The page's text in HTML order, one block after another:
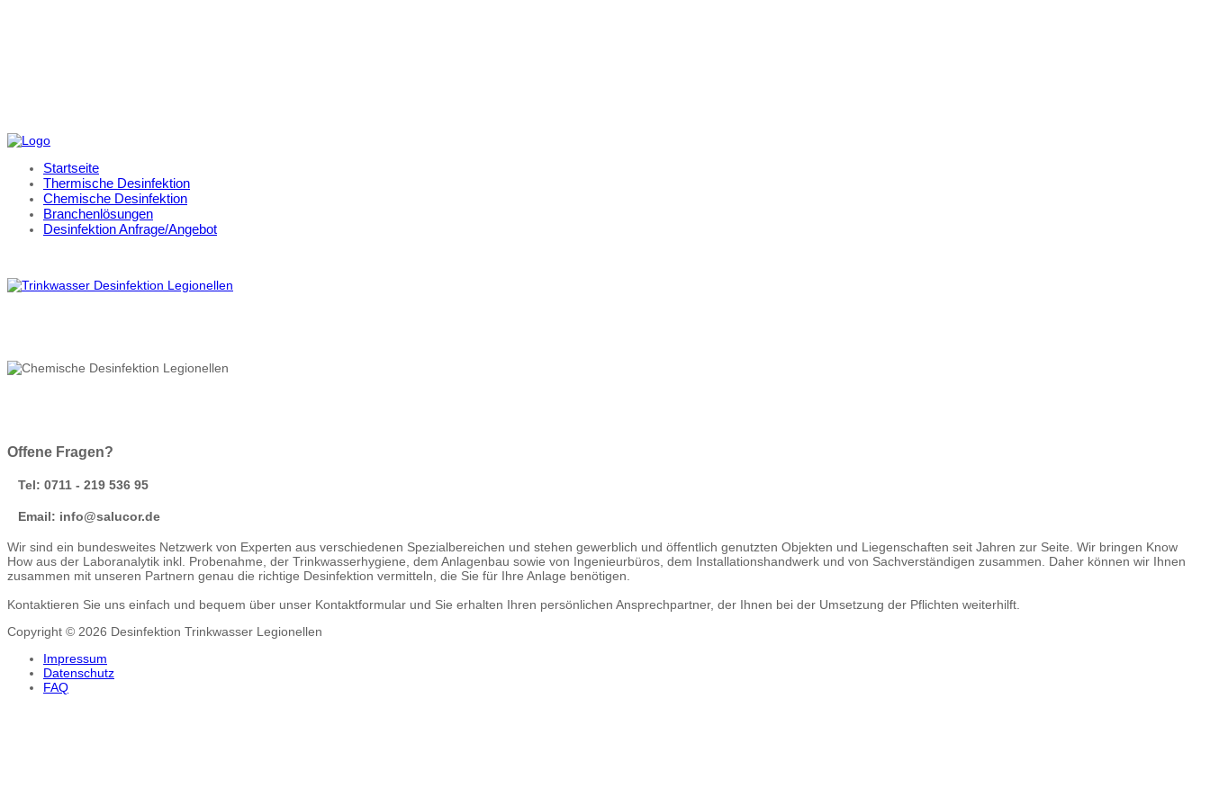
Startseite
Thermische Desinfektion
Chemische Desinfektion
Branchenlösungen
Desinfektion Anfrage/Angebot
Offene Fragen?
Tel: 0711 - 219 536 95
Email: info@salucor.de
Wir sind ein bundesweites Netzwerk von Experten aus verschiedenen Spezialbereichen und stehen gewerblich und öffentlich genutzten Objekten und Liegenschaften seit Jahren zur Seite. Wir bringen Know
How aus der Laboranalytik inkl. Probenahme, der Trinkwasserhygiene, dem Anlagenbau sowie von Ingenieurbüros, dem Installationshandwerk und von Sachverständigen zusammen. Daher können wir Ihnen
zusammen mit unseren Partnern genau die richtige Desinfektion vermitteln, die Sie für Ihre Anlage benötigen.
Kontaktieren Sie uns einfach und bequem über unser Kontaktformular und Sie erhalten Ihren persönlichen Ansprechpartner, der Ihnen bei der Umsetzung der Pflichten weiterhilft.
Copyright © 2026 Desinfektion Trinkwasser Legionellen
Impressum
Datenschutz
FAQ